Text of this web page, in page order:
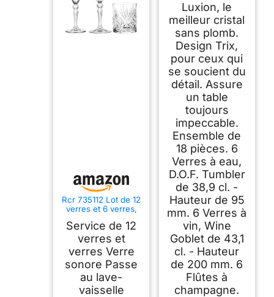
Rcr 735112 Lot de 12
verres et 6 verres,
270 ml
Service de 12
verres et
verres Verre
sonore Passe
au lave-
vaisselle
6 flûtes, 6 verres à
eau, 6 verres à vins,
transparents, en
cristal - Fabriqué en
Italie
Luxion, le
meilleur cristal
sans plomb.
Design Trix,
pour ceux qui
se soucient du
détail. Assure
un table
toujours
impeccable.
Ensemble de
18 pièces. 6
Verres à eau,
D.O.F. Tumbler
de 38,9 cl. -
Hauteur de 95
mm. 6 Verres à
vin, Wine
Goblet de 43,1
cl. - Hauteur
de 200 mm. 6
Flûtes à
champagne.